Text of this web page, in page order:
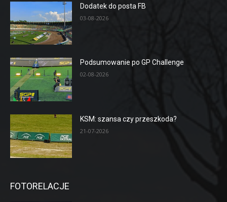
Dodatek do posta FB
03-08-2026
Podsumowanie po GP Challenge
02-08-2026
KSM: szansa czy przeszkoda?
21-07-2026
FOTORELACJE